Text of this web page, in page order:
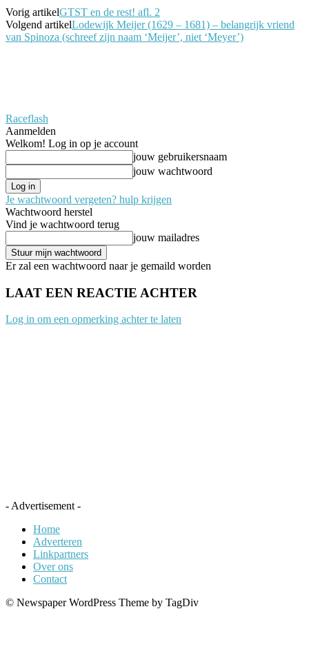
Vorig artikelGTST en de rest! afl. 2
Volgend artikelLodewijk Meijer (1629 – 1681) – belangrijk vriend
van Spinoza (schreef zijn naam ‘Meijer’, niet ‘Meyer’)
Raceflash
Aanmelden
Welkom! Log in op je account
jouw gebruikersnaam
jouw wachtwoord
Je wachtwoord vergeten? hulp krijgen
Wachtwoord herstel
Vind je wachtwoord terug
jouw mailadres
Er zal een wachtwoord naar je gemaild worden
LAAT EEN REACTIE ACHTER
Log in om een opmerking achter te laten
- Advertisement -
Home
Adverteren
Linkpartners
Over ons
Contact
© Newspaper WordPress Theme by TagDiv